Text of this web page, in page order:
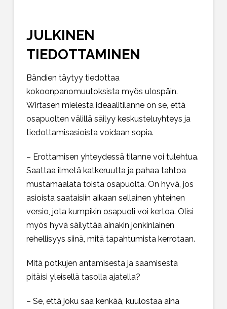
JULKINEN
TIEDOTTAMINEN
Bändien täytyy tiedottaa
kokoonpanomuutoksista myös ulospäin.
Wirtasen mielestä ideaalitilanne on se, että
osapuolten välillä säilyy keskusteluyhteys ja
tiedottamisasioista voidaan sopia.
– Erottamisen yhteydessä tilanne voi tulehtua.
Saattaa ilmetä katkeruutta ja pahaa tahtoa
mustamaalata toista osapuolta. On hyvä, jos
asioista saataisiin aikaan sellainen yhteinen
versio, jota kumpikin osapuoli voi kertoa. Olisi
myös hyvä säilyttää ainakin jonkinlainen
rehellisyys siinä, mitä tapahtumista kerrotaan.
Mitä potkujen antamisesta ja saamisesta
pitäisi yleisellä tasolla ajatella?
– Se, että joku saa kenkää, kuulostaa aina